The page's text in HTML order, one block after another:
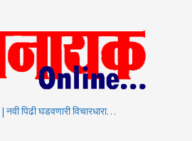
नवी पिढी घडवणारी विचारधारा…